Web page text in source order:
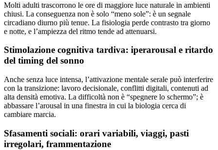
Molti adulti trascorrono le ore di maggiore luce naturale in ambienti
chiusi. La conseguenza non è solo “meno sole”: è un segnale
circadiano diurno più tenue. La fisiologia perde contrasto tra giorno
e notte, e l’ampiezza del ritmo tende ad attenuarsi.
Stimolazione cognitiva tardiva: iperarousal e ritardo
del timing del sonno
Anche senza luce intensa, l’attivazione mentale serale può interferire
con la transizione: lavoro decisionale, conflitti digitali, contenuti ad
alta densità emotiva. La difficoltà non è “spegnere lo schermo”; è
abbassare l’arousal in una finestra in cui la biologia cerca di
cambiare marcia.
Sfasamenti sociali: orari variabili, viaggi, pasti
irregolari, frammentazione